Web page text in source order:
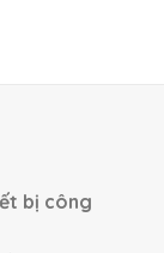
bị công